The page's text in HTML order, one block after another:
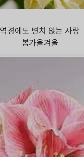
역경에도 변치 않는 사랑
봄가을겨울